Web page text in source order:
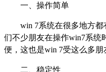
一、操作简单
win 7系统在很多地方
们不少朋友在操作win7系统
便，这也是win 7受这么多朋
二、稳定性